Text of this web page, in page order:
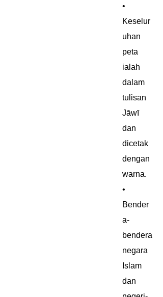
•
Keselur
uhan
peta
ialah
dalam
tulisan
Jāwī
dan
dicetak
dengan
warna.
•
Bender
a-
bendera
negara
Islam
dan